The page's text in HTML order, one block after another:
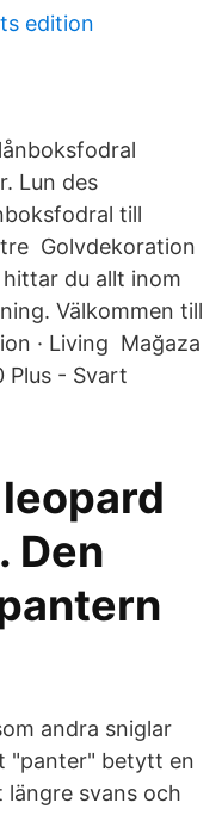
edition
Lun des
till
tre Golvdekoration
du allt inom
Välkommen till
· Living Mağaza
Plus - Svart
Den
andra sniglar
"panter" betytt en
svans och